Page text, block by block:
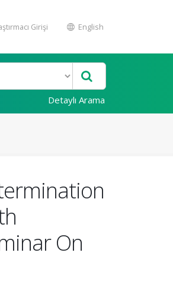
Girişi English
Detaylı Arama
On